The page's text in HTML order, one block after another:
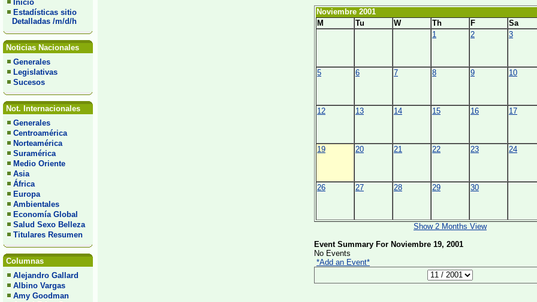
Inicio
Estadísticas sitio
Detalladas /m/d/h
Noticias Nacionales
Generales
Legislativas
Sucesos
Not. Internacionales
Generales
Centroamérica
Norteamérica
Suramérica
Medio Oriente
Asia
África
Europa
Ambientales
Economía Global
Salud Sexo Belleza
Titulares Resumen
Columnas
Alejandro Gallard
Albino Vargas
Amy Goodman
Noviembre 2001
M
Tu W Th F Sa
1
2 3
5 6 7 8 9 10
12 13 14 15 16 17
19 20 21 22 23 24
26 27 28 29 30
Show 2 Months View
Event Summary For Noviembre 19, 2001
No Events
*Add an Event*